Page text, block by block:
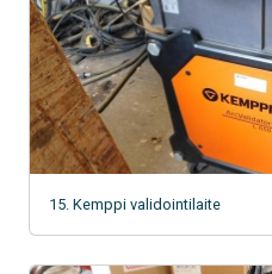
15. Kemppi validointilaite